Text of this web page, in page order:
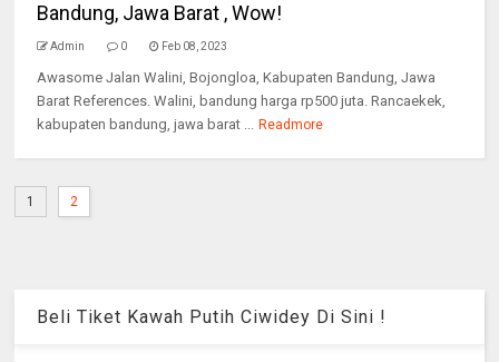
Bandung, Jawa Barat , Wow!
Admin 0 Feb 08, 2023
Awasome Jalan Walini, Bojongloa, Kabupaten Bandung, Jawa
Barat References. Walini, bandung harga rp500 juta. Rancaekek,
kabupaten bandung, jawa barat ... Readmore
1 2
Beli Tiket Kawah Putih Ciwidey Di Sini !